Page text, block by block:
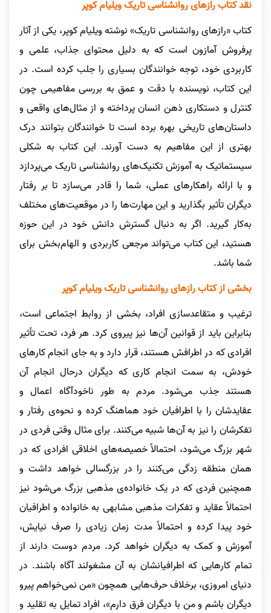
نقد کتاب رازهای روانشناسی تاریک ویلیام کوپر
کتاب «رازهای روانشناسی تاریک» نوشته ویلیام کوپر، یکی از آثار
پرفروش آمازون است که به دلیل محتوای جذاب، علمی و
کاربردی خود، توجه خوانندگان بسیاری را جلب کرده است. در
این کتاب، نویسنده با دقت و عمق به بررسی مفاهیمی چون
کنترل و دستکاری ذهن انسان پرداخته و از مثال‌های واقعی و
داستان‌های تاریخی بهره برده است تا خوانندگان بتوانند درک
بهتری از این مفاهیم به دست آورند. این کتاب به شکلی
سیستماتیک به آموزش تکنیک‌های روانشناسی تاریک می‌پردازد
و با ارائه راهکارهای عملی، شما را قادر می‌سازد تا بر رفتار
دیگران تأثیر بگذارید و این مهارت‌ها را در موقعیت‌های مختلف
به‌کار گیرید. اگر به دنبال گسترش دانش خود در این حوزه
هستید، این کتاب می‌تواند مرجعی کاربردی و الهام‌بخش برای
شما باشد.
بخشی از کتاب رازهای روانشناسی تاریک ویلیام کوپر
ترغیب و متقاعدسازی افراد، بخشی از روابط اجتماعی است،
بنابر‌این باید از قوانین آن‌ها نیز پیروی کرد. هر فرد، تحت تأثیر
افرادی که در اطرافش هستند، قرار دارد و به جای انجام کارهای
خودش، به سمت انجام کاری که دیگران درحال انجام آن
هستند جذب‌ می‌شود. مردم به طور ناخودآگاه اعمال و
عقایدشان را با اطرافیان خود هماهنگ کرده و نحوه‌ی رفتار و
تفکرشان را نیز به آن‌ها شبیه‌ می‌کنند. برای مثال وقتی فردی در
شهر بزرگ‌ می‌شود، احتمالاً خصیصه‌های اخلاقی افرادی که در
همان منطقه زدگی‌ می‌کنند را در بزرگسالی خواهد داشت و
همچنین فردی که در یک خانواده‌ی مذهبی بزرگ‌ می‌شود نیز
احتمالاً عقاید و تفکرات مذهبی مشابهی به خانواده و اطرافیان
خود پیدا کرده و احتمالاً مدت زمان زیادی را صرف نیایش،
آموزش و کمک به دیگران خواهد کرد. مردم دوست دارند از
تمام کارهایی که اطرافیانشان به آن مشغولند آگاه باشند. در
دنیای امروزی، برخلاف حرف‌هایی همچون «من نمی‌خواهم پیرو
دیگران باشم و من با دیگران فرق دارم»، افراد تمایل به تقلید و